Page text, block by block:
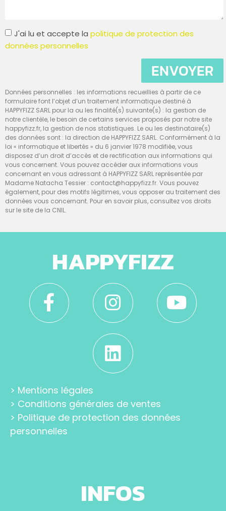
J'ai lu et accepte la politique de protection des
données personnelles
ENVOYER
Données personnelles : les informations recueillies à partir de ce
formulaire font l’objet d’un traitement informatique destiné à
HAPPYFIZZ SARL pour la ou les finalité(s) suivante(s) : la gestion de
notre clientèle, le besoin de certains services proposés par notre site
happyfizz.fr, la gestion de nos statistiques. Le ou les destinataire(s)
des données sont : la direction de HAPPYFIZZ SARL. Conformément à la
loi « informatique et libertés » du 6 janvier 1978 modifiée, vous
disposez d’un droit d’accès et de rectification aux informations qui
vous concernent. Vous pouvez accéder aux informations vous
concernant en vous adressant à HAPPYFIZZ SARL représentée par
Madame Natacha Tessier : contact@happyfizz.fr. Vous pouvez
également, pour des motifs légitimes, vous opposer au traitement des
données vous concernant. Pour en savoir plus, consultez vos droits
sur le site de la CNIL.
HAPPYFIZZ
> Mentions légales
> Conditions générales de ventes
> Politique de protection des données
personnelles
INFOS